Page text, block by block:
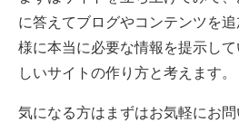
に答えてブログやコンテンツを
様に本当に必要な情報を提示し
しいサイトの作り方と考えます。
気になる方はまずはお気軽にお